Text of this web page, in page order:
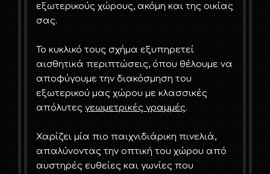
εξωτερικούς χώρους, ακόμη και της οικίας
σας.
Το κυκλικό τους σχήμα εξυπηρετεί
αισθητικά περιπτώσεις, όπου θέλουμε να
αποφύγουμε την διακόσμηση του
εξωτερικού μας χώρου με κλασσικές
απόλυτεςγεωμετρικές γραμμές.
Χαρίζει μία πιο παιχνιδιάρικη πινελιά,
απαλύνοντας την οπτική του χώρου από
αυστηρές ευθείες και γωνίες που